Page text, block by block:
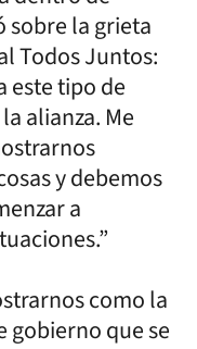
sobre la grieta
Todos Juntos:
este tipo de
alianza. Me
y debemos
a
como la
gobierno que se